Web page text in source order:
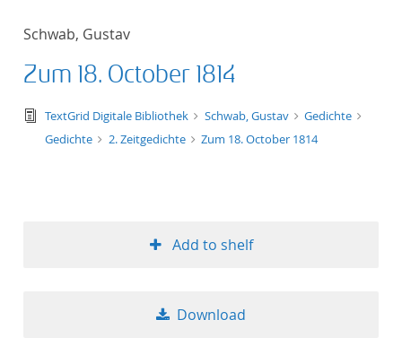
Schwab, Gustav
Zum 18. October 1814
text/tg.edition+tg.aggregation+xml
TextGrid Digitale Bibliothek Schwab, Gustav
Gedichte
Gedichte
2. Zeitgedichte Zum 18. October 1814
Add to shelf
Download